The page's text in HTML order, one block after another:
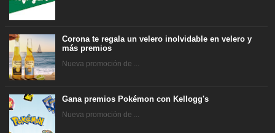
Corona te regala un velero inolvidable en velero y
más premios
Nueva promoción de ...
Gana premios Pokémon con Kellogg's
Nueva promoción de ...